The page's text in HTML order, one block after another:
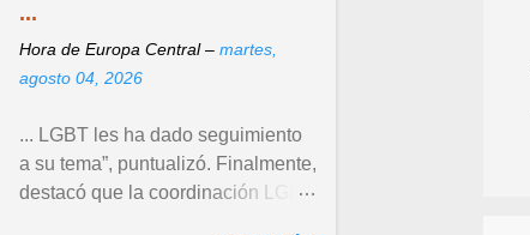
...
Hora de Europa Central – martes,
agosto 04, 2026
... LGBT les ha dado seguimiento
a su tema”, puntualizó. Finalmente,
destacó que la coordinación LGBT